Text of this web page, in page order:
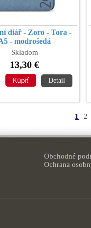
diář - Zoro - Tora -
- modrošedá
Skladom
13,30 €
Detail
1 2
Obchodné
Ochrana